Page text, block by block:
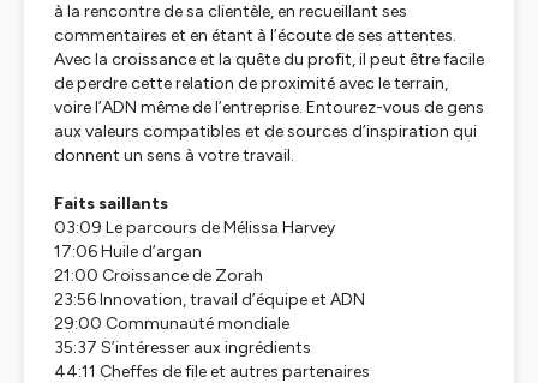
à la rencontre de sa clientèle, en recueillant ses
commentaires et en étant à l’écoute de ses attentes.
Avec la croissance et la quête du profit, il peut être facile
de perdre cette relation de proximité avec le terrain,
voire l’ADN même de l’entreprise. Entourez-vous de gens
aux valeurs compatibles et de sources d’inspiration qui
donnent un sens à votre travail.
Faits saillants
03:09 Le parcours de Mélissa Harvey
17:06 Huile d’argan
21:00 Croissance de Zorah
23:56 Innovation, travail d’équipe et ADN
29:00 Communauté mondiale
35:37 S’intéresser aux ingrédients
44:11 Cheffes de file et autres partenaires